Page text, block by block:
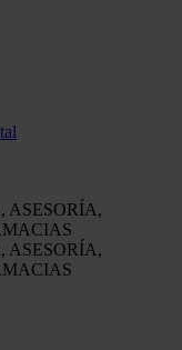
ASESORÍA,
ASESORÍA,